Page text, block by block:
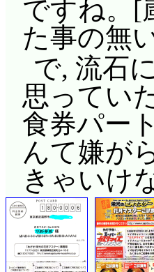
ですね。[
た事の無
で, 流石
思ってい
食券パー
んて嫌が
きゃいけ